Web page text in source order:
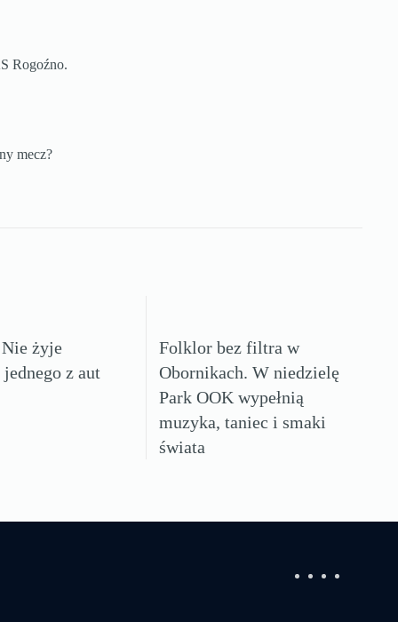
Rogoźno.
mecz?
żyje
jednego z aut
Folklor bez filtra w
Obornikach. W niedzielę
Park OOK wypełnią
muzyka, taniec i smaki
świata